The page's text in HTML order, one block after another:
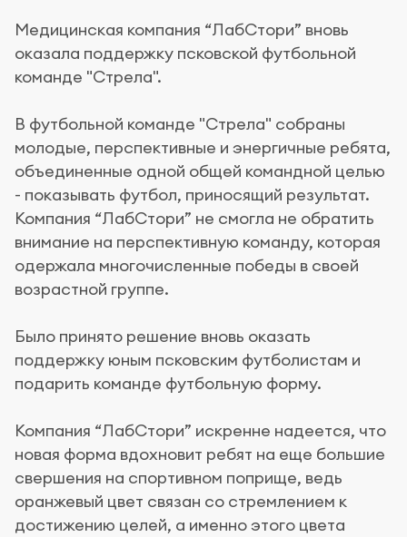
Медицинская компания “ЛабСтори” вновь
оказала поддержку псковской футбольной
команде "Стрела".
В футбольной команде "Стрела" собраны
молодые, перспективные и энергичные ребята,
объединенные одной общей командной целью
- показывать футбол, приносящий результат.
Компания “ЛабСтори” не смогла не обратить
внимание на перспективную команду, которая
одержала многочисленные победы в своей
возрастной группе.
Было принято решение вновь оказать
поддержку юным псковским футболистам и
подарить команде футбольную форму.
Компания “ЛабСтори” искренне надеется, что
новая форма вдохновит ребят на еще большие
свершения на спортивном поприще, ведь
оранжевый цвет связан со стремлением к
достижению целей, а именно этого цвета